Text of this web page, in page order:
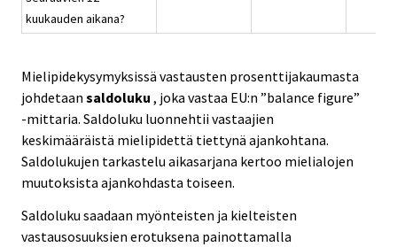
kuukauden aikana?
Mielipidekysymyksissä vastausten prosenttijakaumasta
johdetaan saldoluku , joka vastaa EU:n ”balance figure”
-mittaria. Saldoluku luonnehtii vastaajien
keskimääräistä mielipidettä tiettynä ajankohtana.
Saldolukujen tarkastelu aikasarjana kertoo mielialojen
muutoksista ajankohdasta toiseen.
Saldoluku saadaan myönteisten ja kielteisten
vastausosuuksien erotuksena painottamalla